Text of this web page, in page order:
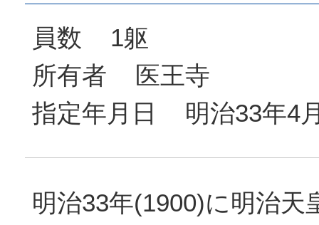
員数 1躯
所有者 医王寺
指定年月日 明治33年4
明治33年(1900)に明治天